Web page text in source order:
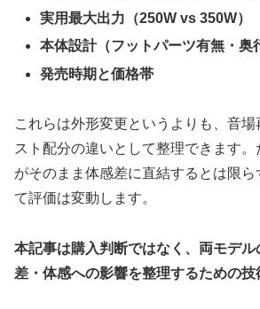
実用最大出力（250W vs 350W）
本体設計（フットパーツ有無・奥
発売時期と価格帯
これらは外形変更というよりも、音場
スト配分の違いとして整理できます
がそのまま体感差に直結するとは限
て評価は変動します。
本記事は購入判断ではなく、両モデ
差・体感への影響を整理するための技